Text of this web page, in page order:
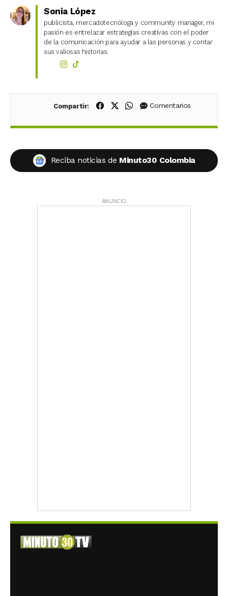
Sonia López
publicista, mercadotecnóloga y community manager, mi
pasión es entrelazar estrategias creativas con el poder
de la comunicación para ayudar a las personas y contar
sus valiosas historias.
Compartir: Compartir en Facebook
Compartir en X (Twitter)
Compartir en WhatsApp
Comentarios
Reciba noticias de Minuto30 Colombia
ANUNCIO